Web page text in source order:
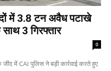
में 3.8 टन अवैध पटाखे
3 गिरफ्तार
0
में CAI पुलिस ने बड़ी कार्रवाई करते हुए